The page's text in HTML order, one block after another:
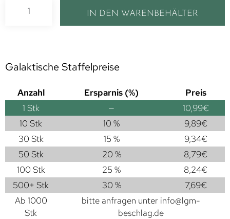
IN DEN WARENBEHÄLTER
Galaktische Staffelpreise
Anzahl Ersparnis (%)
Preis
1 Stk — 10,99€
10 Stk
10 % 9,89€
30 Stk
15 % 9,34€
50 Stk
20 % 8,79€
100 Stk
25 % 8,24€
500+ Stk
30 % 7,69€
Ab 1000
Stk
bitte anfragen unter info@lgm-
beschlag.de